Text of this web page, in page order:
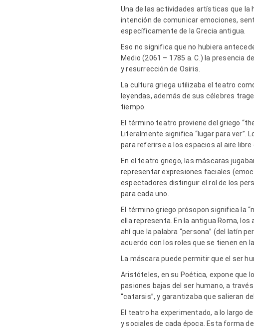
Una de las actividades artísticas que la
intención de comunicar emociones,
específicamente de la Grecia antigua.
Eso no significa que no hubiera
Medio (2061 – 1785 a. C.) la presencia
y resurrección de Osiris.
La cultura griega utilizaba el teatro
leyendas, además de sus célebres
tiempo.
El término teatro proviene del griego
Literalmente significa “lugar para ver”.
para referirse a los espacios al aire
En el teatro griego, las máscaras
representar expresiones faciales
espectadores distinguir el rol de los
para cada uno.
El término griego prósopon significa la
ella representa. En la antigua Roma,
ahí que la palabra “persona” (del latín
acuerdo con los roles que se tienen en
La máscara puede permitir que el ser
Aristóteles, en su Poética, expone que
pasiones bajas del ser humano, a
“catarsis”, y garantizaba que salieran
El teatro ha experimentado, a lo largo
y sociales de cada época. Esta forma